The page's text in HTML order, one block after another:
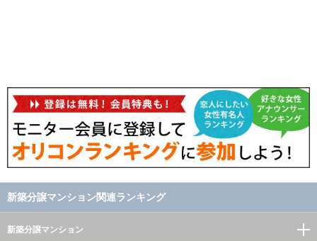
新築分譲マンション関連ランキング
新築分譲マンション